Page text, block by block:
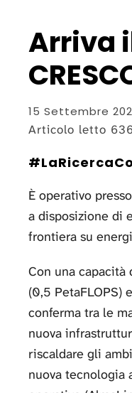
Arriva
15 Settembre
Articolo letto
È operativo
a disposizione di
frontiera su
Con una
(0,5 PetaFLOPS)
conferma tra le
nuova
riscaldare gli
nuova tecnologia